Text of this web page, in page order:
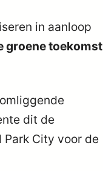
in aanloop
groene toekomst
dit de
Park City voor de